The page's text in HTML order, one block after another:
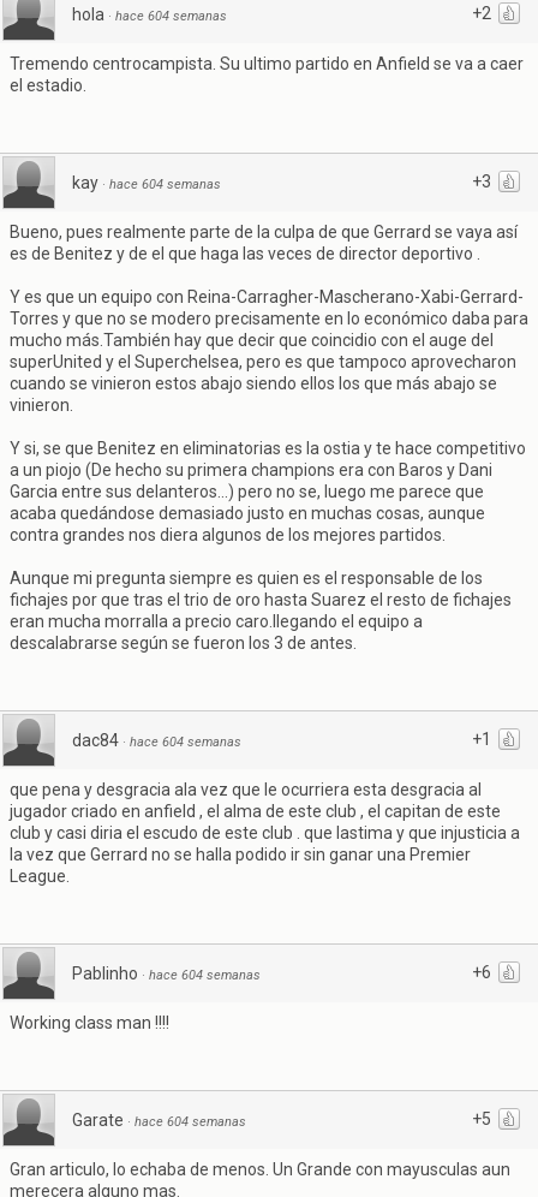
+2
hola · hace 604 semanas
Tremendo centrocampista. Su ultimo partido en Anfield se va a caer
el estadio.
+3
kay · hace 604 semanas
Bueno, pues realmente parte de la culpa de que Gerrard se vaya así
es de Benitez y de el que haga las veces de director deportivo .
Y es que un equipo con Reina-Carragher-Mascherano-Xabi-Gerrard-
Torres y que no se modero precisamente en lo económico daba para
mucho más.También hay que decir que coincidio con el auge del
superUnited y el Superchelsea, pero es que tampoco aprovecharon
cuando se vinieron estos abajo siendo ellos los que más abajo se
vinieron.
Y si, se que Benitez en eliminatorias es la ostia y te hace competitivo
a un piojo (De hecho su primera champions era con Baros y Dani
Garcia entre sus delanteros...) pero no se, luego me parece que
acaba quedándose demasiado justo en muchas cosas, aunque
contra grandes nos diera algunos de los mejores partidos.
Aunque mi pregunta siempre es quien es el responsable de los
fichajes por que tras el trio de oro hasta Suarez el resto de fichajes
eran mucha morralla a precio caro.llegando el equipo a
descalabrarse según se fueron los 3 de antes.
+1
dac84 · hace 604 semanas
que pena y desgracia ala vez que le ocurriera esta desgracia al
jugador criado en anfield , el alma de este club , el capitan de este
club y casi diria el escudo de este club . que lastima y que injusticia a
la vez que Gerrard no se halla podido ir sin ganar una Premier
League.
+6
Pablinho · hace 604 semanas
Working class man !!!!
+5
Garate · hace 604 semanas
Gran articulo, lo echaba de menos. Un Grande con mayusculas aun
merecera alguno mas.